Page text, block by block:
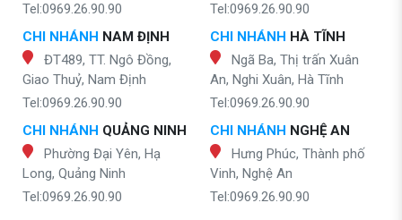
Tel:0969.26.90.90
CHI NHÁNH NAM ĐỊNH
ĐT489, TT. Ngô Đồng,
Giao Thuỷ, Nam Định
Tel:0969.26.90.90
CHI NHÁNH QUẢNG NINH
Phường Đại Yên, Hạ
Long, Quảng Ninh
Tel:0969.26.90.90
Tel:0969.26.90.90
CHI NHÁNH HÀ TĨNH
Ngã Ba, Thị trấn Xuân
An, Nghi Xuân, Hà Tĩnh
Tel:0969.26.90.90
CHI NHÁNH NGHỆ AN
Hưng Phúc, Thành phố
Vinh, Nghệ An
Tel:0969.26.90.90